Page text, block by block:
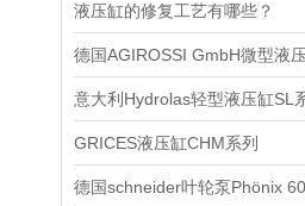
液压缸的修复工艺有哪些？
GRICES液压缸CHM系列